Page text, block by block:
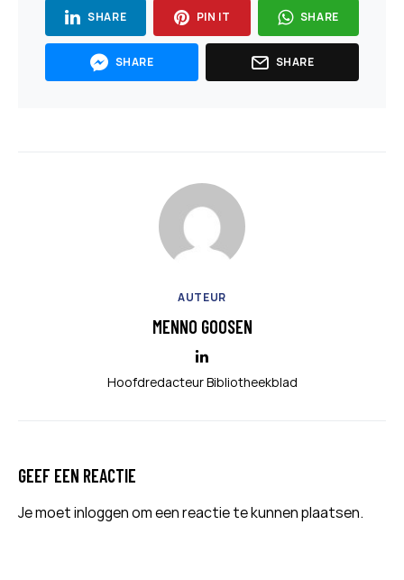
SHARE PIN IT SHARE
SHARE SHARE
AUTEUR
MENNO GOOSEN
Hoofdredacteur Bibliotheekblad
GEEF EEN REACTIE
Je moetinloggenom een reactie te kunnen plaatsen.